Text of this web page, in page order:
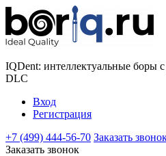
IQDent: интеллектуальные боры
DLC
Вход
Регистрация
+7 (499) 444-56-70 Заказать
Заказать звонок